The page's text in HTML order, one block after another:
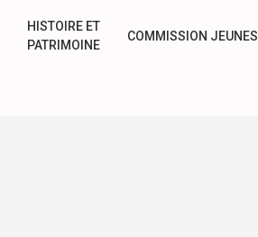
HISTOIRE ET
PATRIMOINE
COMMISSION JEUNES